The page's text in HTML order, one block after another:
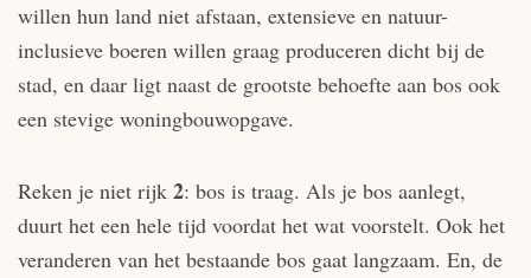
willen hun land niet afstaan, extensieve en natuur-
inclusieve boeren willen graag produceren dicht bij de
stad, en daar ligt naast de grootste behoefte aan bos ook
een stevige woningbouwopgave.
Reken je niet rijk 2: bos is traag. Als je bos aanlegt,
duurt het een hele tijd voordat het wat voorstelt. Ook het
veranderen van het bestaande bos gaat langzaam. En, de